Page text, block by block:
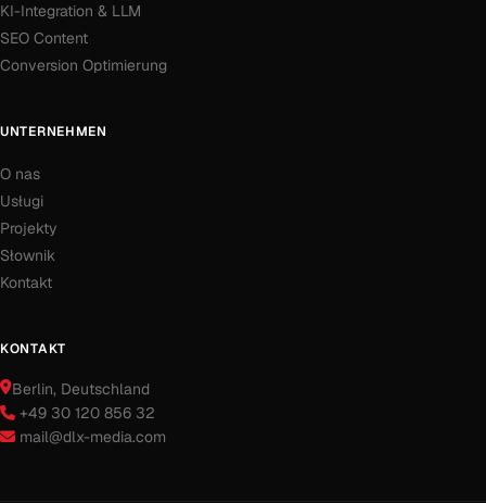
KI-Integration & LLM
SEO Content
Conversion Optimierung
UNTERNEHMEN
O nas
Usługi
Projekty
Słownik
Kontakt
KONTAKT
Berlin, Deutschland
+49 30 120 856 32
mail@dlx-media.com